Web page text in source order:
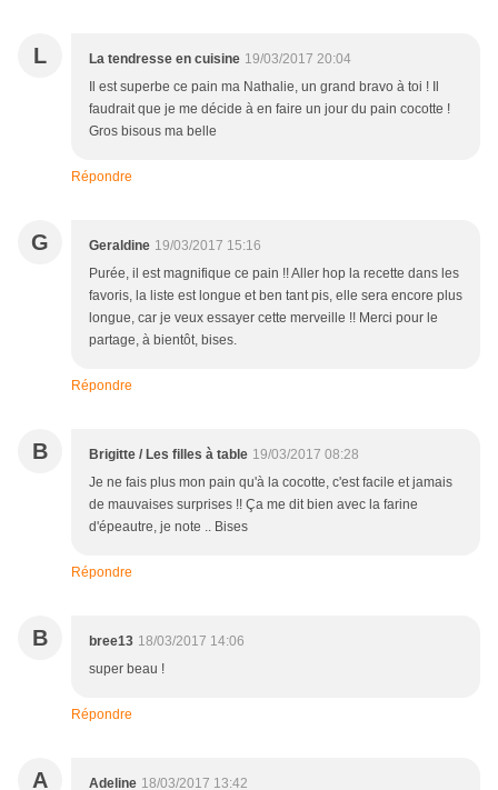
L La tendresse en cuisine 19/03/2017 20:04
Il est superbe ce pain ma Nathalie, un grand bravo à toi ! Il
faudrait que je me décide à en faire un jour du pain cocotte !
Gros bisous ma belle
Répondre
G Geraldine 19/03/2017 15:16
Purée, il est magnifique ce pain !! Aller hop la recette dans les
favoris, la liste est longue et ben tant pis, elle sera encore plus
longue, car je veux essayer cette merveille !! Merci pour le
partage, à bientôt, bises.
Répondre
B Brigitte / Les filles à table 19/03/2017 08:28
Je ne fais plus mon pain qu'à la cocotte, c'est facile et jamais
de mauvaises surprises !! Ça me dit bien avec la farine
d'épeautre, je note .. Bises
Répondre
B bree13 18/03/2017 14:06
super beau !
Répondre
A Adeline 18/03/2017 13:42